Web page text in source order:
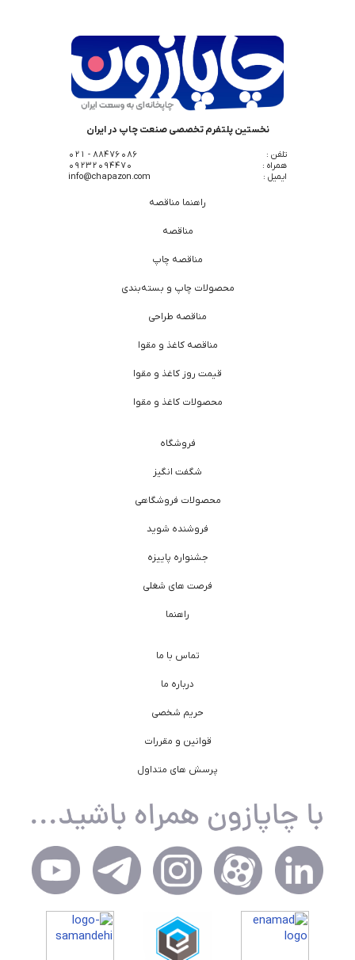
نخستین پلتفرم تخصصی صنعت چاپ در ایران
تلفن :
88476086 - 021
همراه :
09232094470
ایمیل :
info@chapazon.com
راهنما مناقصه
مناقصه
مناقصه چاپ
محصولات چاپ و بسته‌بندی
مناقصه طراحی
مناقصه کاغذ و مقوا
قیمت روز کاغذ و مقوا
محصولات کاغذ و مقوا
فروشگاه
شگفت انگیز
محصولات فروشگاهی
فروشنده شوید
جشنواره پاییزه
فرصت های شغلی
راهنما
تماس با ما
درباره ما
حریم شخصی
قوانین و مقررات
پرسش های متداول